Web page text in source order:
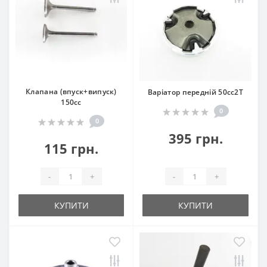
Клапана (впуск+випуск)
150сс
0
115 грн.
- +
КУПИТИ
Варіатор передній 50сс2T
0
395 грн.
- +
КУПИТИ